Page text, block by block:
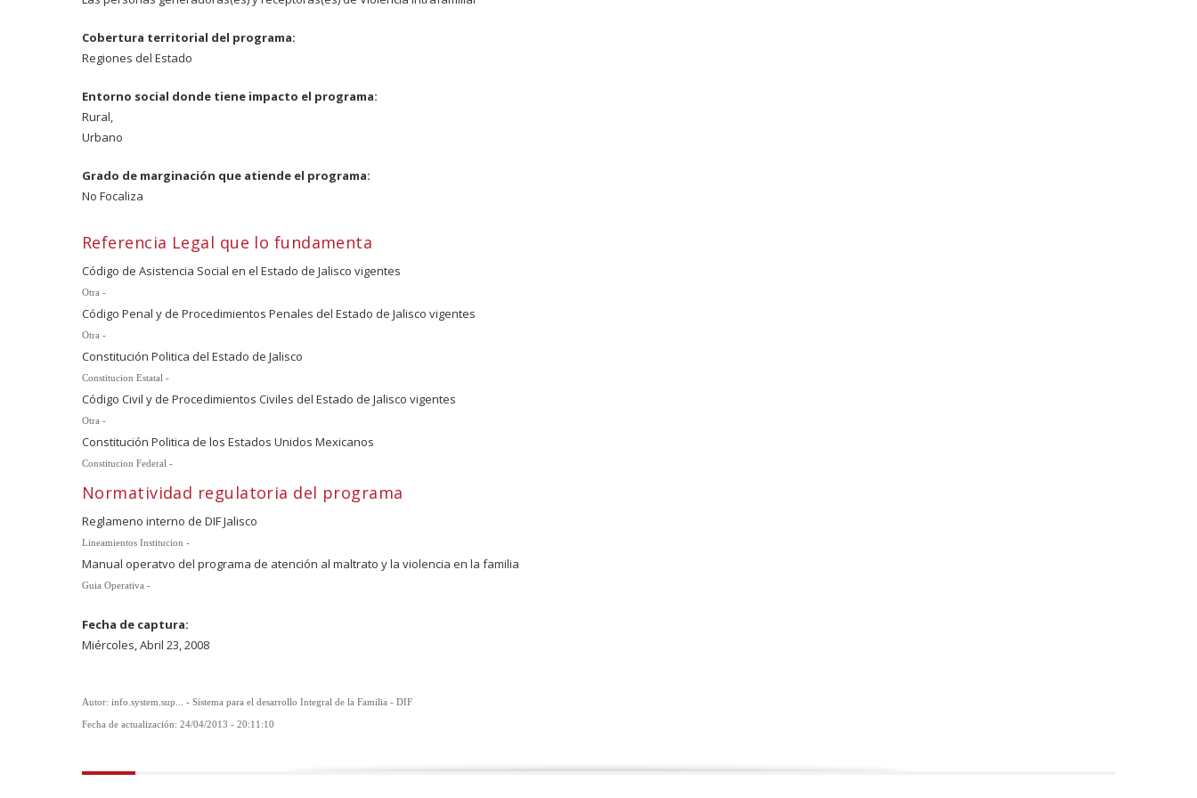
Cobertura territorial del programa:
Regiones del Estado
Entorno social donde tiene impacto el programa:
Rural,
Urbano
Grado de marginación que atiende el programa:
No Focaliza
Referencia Legal que lo fundamenta
Código de Asistencia Social en el Estado de Jalisco vigentes
Otra -
Código Penal y de Procedimientos Penales del Estado de Jalisco vigentes
Otra -
Constitución Politica del Estado de Jalisco
Constitucion Estatal -
Código Civil y de Procedimientos Civiles del Estado de Jalisco vigentes
Otra -
Constitución Politica de los Estados Unidos Mexicanos
Constitucion Federal -
Normatividad regulatoria del programa
Reglameno interno de DIF Jalisco
Lineamientos Institucion -
Manual operatvo del programa de atención al maltrato y la violencia en la familia
Guia Operativa -
Fecha de captura:
Miércoles, Abril 23, 2008
Autor: info.system.sup... - Sistema para el desarrollo Integral de la Familia - DIF
Fecha de actualización: 24/04/2013 - 20:11:10